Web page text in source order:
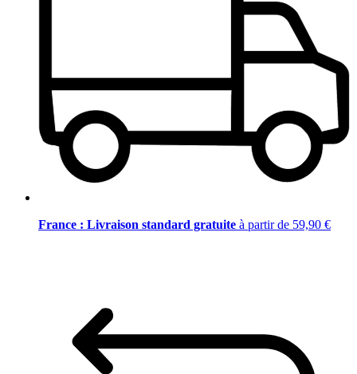
France : Livraison standard gratuite à partir de 59,90 €